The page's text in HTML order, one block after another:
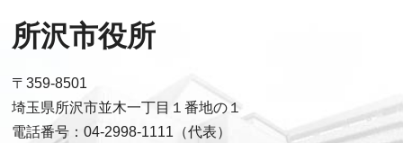
所沢市役所
〒359-8501
埼玉県所沢市並木一丁目１番地の１
電話番号：04-2998-1111（代表）